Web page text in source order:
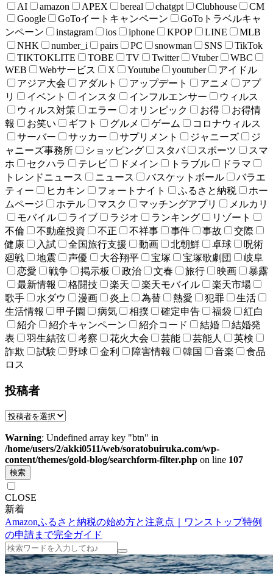
AI amazon APEX bereal chatgpt Clubhouse
CM
Google
GoToイートキャンペーン
GoToトラベルキャ
ンペーン
instagram ios iphone KPOP LINE
MLB
NHK
number_i pairs PC snowman SNS
TikTok
TIKTOKLITE
TOBE TV Twitter Vtuber
WBC
WEB
Webサービス X Youtube youtuber
アイドル
アジア大会
アダルト アップデート アニメ
アプ
リ
イベント インスタ インフルエンサー
ウィルス
ウィルス対策
エラー オリンピック お得
お得情
報
お笑い ギフト グルメ ゲーム
コロナウィルス
サーバー
サッカー サプリメント ジャニーズ
ジ
ャニーズ事務所
ショッピング スタバ スポーツ
スマ
ホ
セクハラ テレビ ドメイン トラブル
ドラマ
トレンドニュース
ニュース バスケットボール
バラエ
ティー
ヒカキン フォートナイト ふるさと納税
ホー
ムページ
ホテル マスク マッチングアプリ
メルカリ
モバイル
ライブ ラジオ ランキング
リゾート
不倫
不動産投資 不正 不祥事 事件 事故
交際
健康
入試 全国旅行支援 動画 北朝鮮 卓球
呪術
廻戦
地震 声優 大谷翔平 宝塚 宝塚歌劇団
岐阜
恋愛
戦争 掲示板 政治 文春 旅行 映画
暴露
最新情報
格闘技 楽天 楽天モバイル
楽天市場
歌手
水ダウ 漫画 炎上 為替 熱愛 犯罪
生活
生活情報
甲子園 病気 相撲 確定申告 福袋
紅白
紹介
紹介キャンペーン 紹介コード 結婚
結婚発
表
羽生結弦 考察 花火大会 芸能 芸能人
英検
詐欺
試験 野球 金利 障害情報 韓国 音楽
食品
ロス
投稿者
Warning: Undefined array key "btn" in
/home/users/2/akki0511/web/soratobuiruka.com/wp-
content/themes/gold-blog/searchform-filter.php on line 107
検索
CLOSE
新着
Amazonふるさと納税の始め方と注意点｜ワンストップ特例
の申請まで完全ガイド